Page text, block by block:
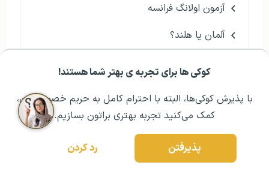
کوکی ها برای تجربه ی بهتر شما هستند!
با پذیرش کوکی‌ها، البته با احترام کامل به حریم خصوصیتون،
کمک می‌کنید تجربه بهتری براتون بسازیم.
پذیرفتن رد کردن
مشــاوره اولیه رایگان: ۰۲۱ ۴۳۰۰۰ ۰۲۱ رزرو مشاوره تخصصی
آزمون اولانگ فرانسه
آلمان یا هلند؟